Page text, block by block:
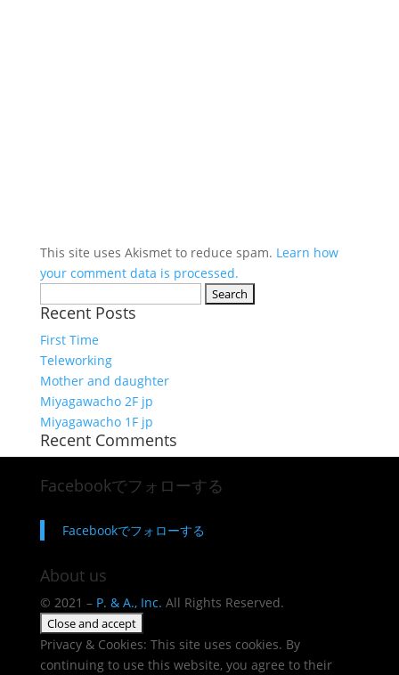
This site uses Akismet to reduce spam. Learn how
your comment data is processed.
for:
Recent Posts
First Time
Teleworking
Mother and daughter
Miyagawacho 2F jp
Miyagawacho 1F jp
Recent Comments
Facebookでフォローする
Facebookでフォローする
About us
© 2021 – P. & A., Inc. All Rights Reserved.
Privacy & Cookies: This site uses cookies. By
continuing to use this website, you agree to their